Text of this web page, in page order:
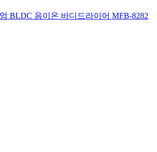
BLDC 음이온 바디드라이어 MFB-8282